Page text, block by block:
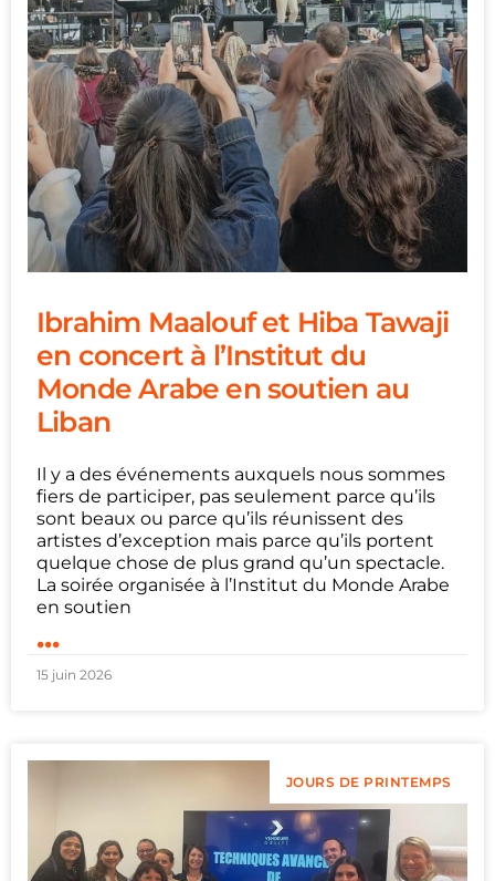
Ibrahim Maalouf et Hiba Tawaji
en concert à l’Institut du
Monde Arabe en soutien au
Liban
Il y a des événements auxquels nous sommes
fiers de participer, pas seulement parce qu’ils
sont beaux ou parce qu’ils réunissent des
artistes d’exception mais parce qu’ils portent
quelque chose de plus grand qu’un spectacle.
La soirée organisée à l’Institut du Monde Arabe
en soutien
...
15 juin 2026
JOURS DE PRINTEMPS